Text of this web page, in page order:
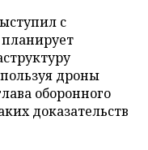
с
дроны
оборонного
доказательств